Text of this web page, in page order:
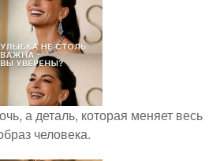
а деталь, которая меняет весь
человека.